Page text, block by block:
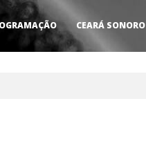
CEARÁ SONORO